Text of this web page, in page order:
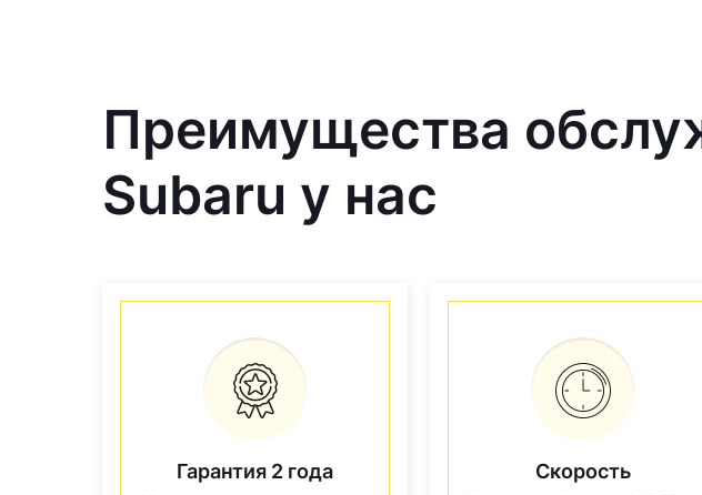
Преимущества
Subaru у нас
Гарантия 2 года Скорость